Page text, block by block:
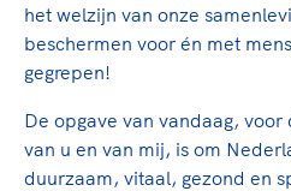
het welzijn van onze
beschermen voor én met
gegrepen!
De opgave van vandaag,
van u en van mij, is om
duurzaam, vitaal, gezond en